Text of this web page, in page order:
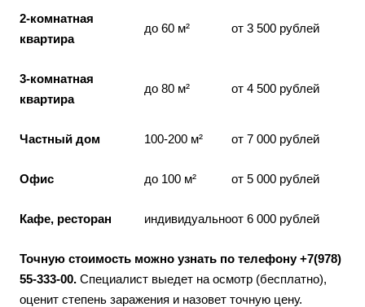
2-комнатная
квартира
до 60 м² от 3 500 рублей
3-комнатная
квартира
до 80 м² от 4 500 рублей
Частный дом 100-200 м² от 7 000 рублей
Офис до 100 м² от 5 000 рублей
Кафе, ресторан индивидуальноот 6 000 рублей
Точную стоимость можно узнать по телефону +7(978)
55-333-00. Специалист выедет на осмотр (бесплатно),
оценит степень заражения и назовет точную цену.